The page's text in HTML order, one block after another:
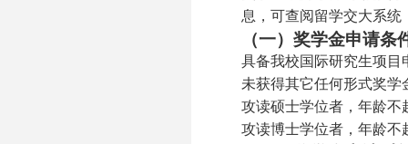
息，可查阅留学交大系统
（一）奖学金申请条
具备我校国际研究生项目
未获得其它任何形式奖学
攻读硕士学位者，年龄不
攻读博士学位者，年龄不